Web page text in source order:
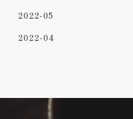
2022-05
2022-04